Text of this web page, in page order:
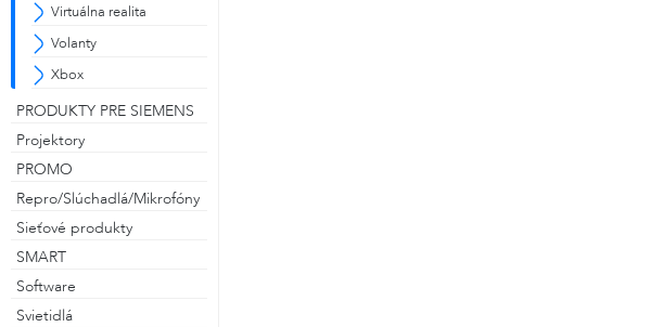
Virtuálna realita
Volanty
Xbox
PRODUKTY PRE SIEMENS
Projektory
PROMO
Repro/Slúchadlá/Mikrofóny
Sieťové produkty
SMART
Software
Svietidlá